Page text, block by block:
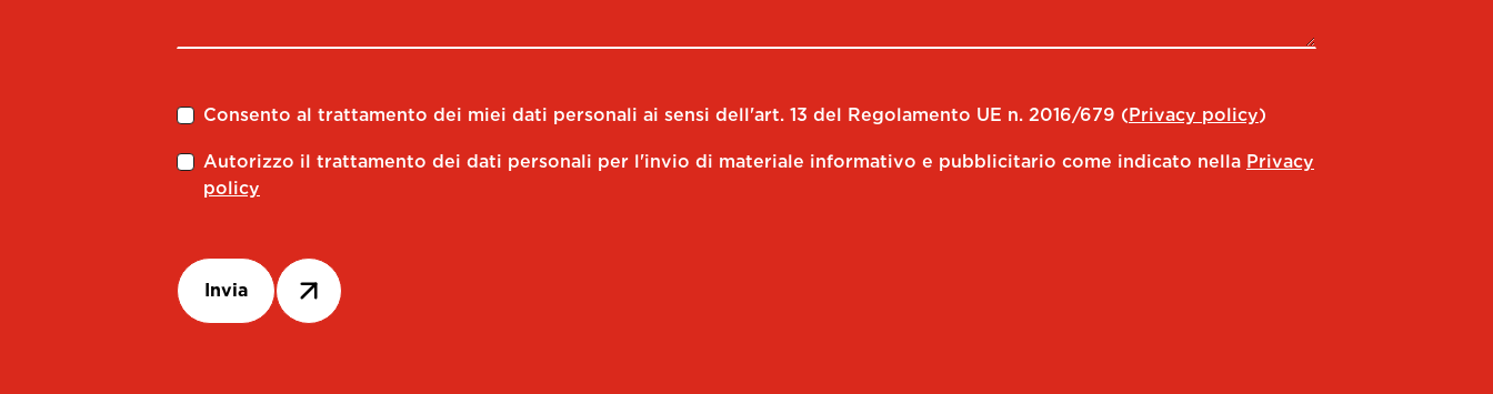
Consento al trattamento dei miei dati personali ai sensi dell'art. 13 del Regolamento UE n. 2016/679 (Privacy policy)
Autorizzo il trattamento dei dati personali per l'invio di materiale informativo e pubblicitario come indicato nella Privacy
policy
Invia